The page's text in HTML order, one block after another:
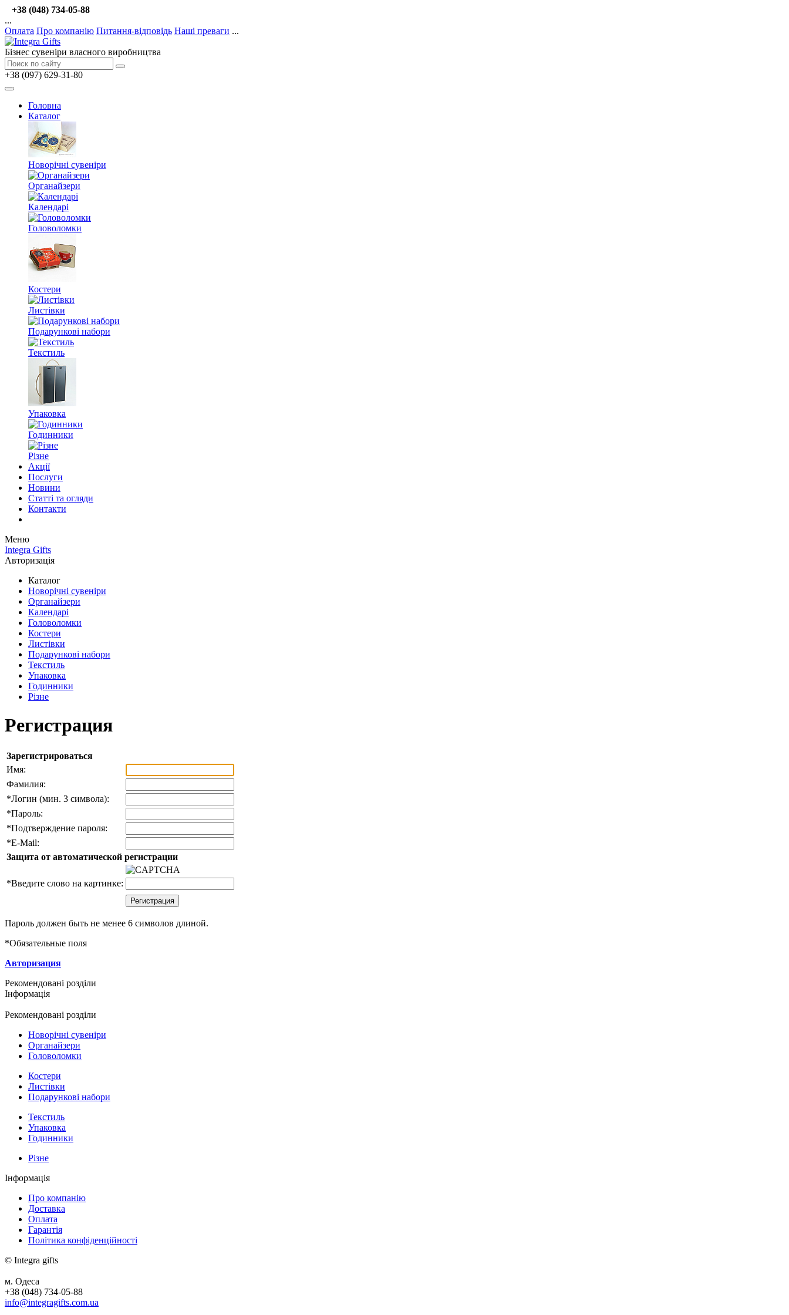
+38 (048) 734-05-88
...
Оплата Про компанію Питання-відповідь Наші преваги ...
Бізнес сувеніри власного виробництва
+38 (097) 629-31-80
Головна
Каталог
Новорічні сувеніри
Органайзери
Календарі
Головоломки
Костери
Листівки
Подарункові набори
Текстиль
Упаковка
Годинники
Різне
Акції
Послуги
Новини
Статті та огляди
Контакти
Меню
Integra Gifts
Авторизація
Каталог
Новорічні сувеніри
Органайзери
Календарі
Головоломки
Костери
Листівки
Подарункові набори
Текстиль
Упаковка
Годинники
Різне
Регистрация
Зарегистрироваться
Имя:
Фамилия:
*Логин (мин. 3 символа):
*Пароль:
*Подтверждение пароля:
*E-Mail:
Защита от автоматической регистрации
*Введите слово на картинке:
Пароль должен быть не менее 6 символов длиной.
*Обязательные поля
Авторизация
Рекомендовані розділи
Інформація
Рекомендовані розділи
Новорічні сувеніри
Органайзери
Головоломки
Костери
Листівки
Подарункові набори
Текстиль
Упаковка
Годинники
Різне
Інформація
Про компанію
Доставка
Оплата
Гарантія
Політика конфіденційності
© Integra gifts
м. Одеса
+38 (048) 734-05-88
info@integragifts.com.ua